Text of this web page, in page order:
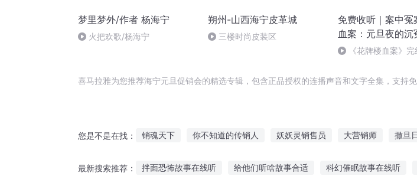
梦里梦外/作者 杨海宁
火把欢歌/杨海宁
朔州-山西海宁皮革城
三楼时尚皮装区
免费收听｜案中冤
血案：元旦夜的沉
《花牌楼血案》
喜马拉雅为您推荐海宁元旦促销会的精选专辑，包含正品授权的连播声音和文字全集，支持
您是不是在找： 销魂天下 你不知道的传销人 妖妖灵销售员 大营销师 撒旦
最新搜索推荐： 拌面恐怖故事在线听 给他们听啥故事合适 科幻催眠故事在线听